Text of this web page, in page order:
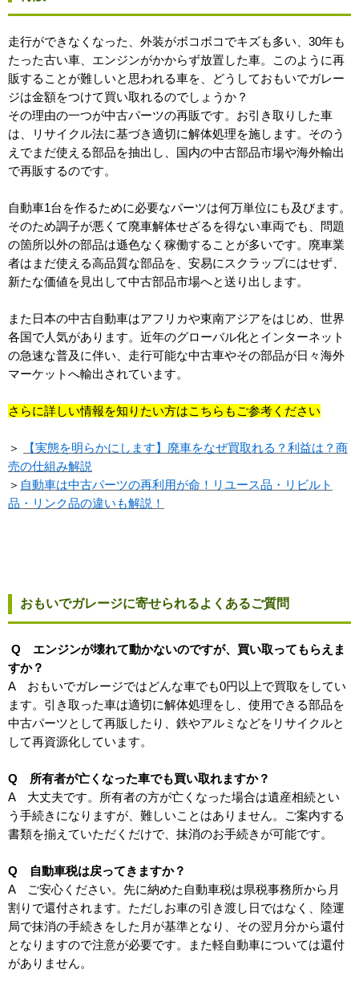
走行ができなくなった、外装がボコボコでキズも多い、30年も
たった古い車、エンジンがかからず放置した車。このように再
販することが難しいと思われる車を、どうしておもいでガレー
ジは金額をつけて買い取れるのでしょうか？
その理由の一つが中古パーツの再販です。お引き取りした車
は、リサイクル法に基づき適切に解体処理を施します。そのう
えでまだ使える部品を抽出し、国内の中古部品市場や海外輸出
で再販するのです。
自動車1台を作るために必要なパーツは何万単位にも及びます。
そのため調子が悪くて廃車解体せざるを得ない車両でも、問題
の箇所以外の部品は遜色なく稼働することが多いです。廃車業
者はまだ使える高品質な部品を、安易にスクラップにはせず、
新たな価値を見出して中古部品市場へと送り出します。
また日本の中古自動車はアフリカや東南アジアをはじめ、世界
各国で人気があります。近年のグローバル化とインターネット
の急速な普及に伴い、走行可能な中古車やその部品が日々海外
マーケットへ輸出されています。
さらに詳しい情報を知りたい方はこちらもご参考ください
＞
【実態を明らかにします】廃車をなぜ買取れる？利益は？商
売の仕組み解説
＞ 自動車は中古パーツの再利用が命！リユース品・リビルト
品・リンク品の違いも解説！
おもいでガレージに寄せられるよくあるご質問
Q エンジンが壊れて動かないのですが、買い取ってもらえま
すか？
A おもいでガレージではどんな車でも0円以上で買取をしてい
ます。引き取った車は適切に解体処理をし、使用できる部品を
中古パーツとして再販したり、鉄やアルミなどをリサイクルと
して再資源化しています。
Q 所有者が亡くなった車でも買い取れますか？
A 大丈夫です。所有者の方が亡くなった場合は遺産相続とい
う手続きになりますが、難しいことはありません。ご案内する
書類を揃えていただくだけで、抹消のお手続きが可能です。
Q 自動車税は戻ってきますか？
A ご安心ください。先に納めた自動車税は県税事務所から月
割りで還付されます。ただしお車の引き渡し日ではなく、陸運
局で抹消の手続きをした月が基準となり、その翌月分から還付
となりますので注意が必要です。また軽自動車については還付
がありません。